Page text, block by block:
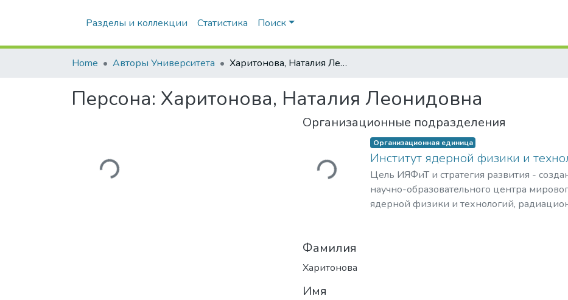
Разделы и коллекции Статистика Поиск
Home Авторы Университета Харитонова, Наталия Леонидовна
Персона: Харитонова, Наталия Леонидовна
Загружается... Организационные подразделения
Загружается... Организационная единица
Институт ядерной физики и
Цель ИЯФиТ и стратегия развития -
научно-образовательного центра
ядерной физики и технологий,
Фамилия
Харитонова
Имя